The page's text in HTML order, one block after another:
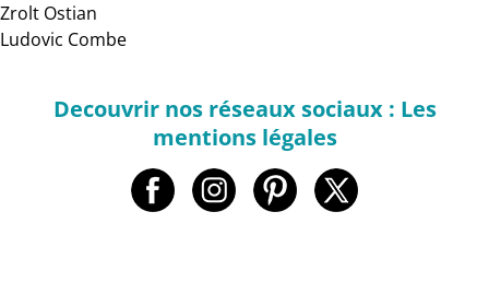
Zrolt Ostian
Ludovic Combe
Decouvrir nos réseaux sociaux : Les
mentions légales